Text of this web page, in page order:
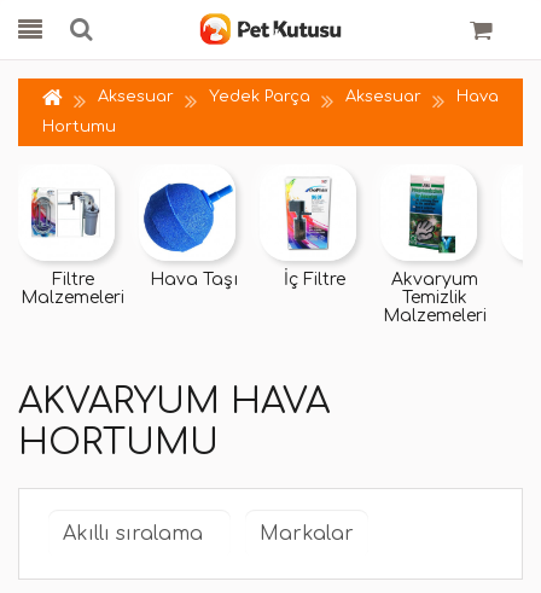
Aksesuar Yedek Parça Aksesuar
Hava
Hortumu
Filtre
Malzemeleri
Hava Taşı İç Filtre
Akvaryum
Temizlik
Malzemeleri
AKVARYUM HAVA
HORTUMU